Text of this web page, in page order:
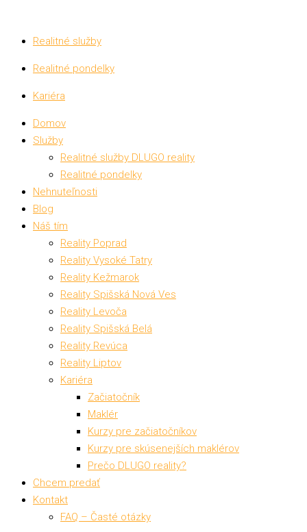
Realitné služby
Realitné pondelky
Kariéra
Domov
Služby
Realitné služby DLUGO reality
Realitné pondelky
Nehnuteľnosti
Blog
Náš tím
Reality Poprad
Reality Vysoké Tatry
Reality Kežmarok
Reality Spišská Nová Ves
Reality Levoča
Reality Spišská Belá
Reality Revúca
Reality Liptov
Kariéra
Začiatočník
Maklér
Kurzy pre začiatočníkov
Kurzy pre skúsenejších maklérov
Prečo DLUGO reality?
Chcem predať
Kontakt
FAQ – Časté otázky